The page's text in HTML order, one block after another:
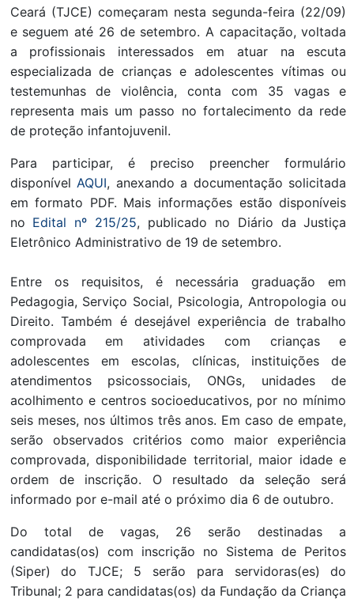
Ceará (TJCE) começaram nesta segunda-feira (22/09)
e seguem até 26 de setembro. A capacitação, voltada
a profissionais interessados em atuar na escuta
especializada de crianças e adolescentes vítimas ou
testemunhas de violência, conta com 35 vagas e
representa mais um passo no fortalecimento da rede
de proteção infantojuvenil.
Para participar, é preciso preencher formulário
disponívelAQUI, anexando a documentação solicitada
em formato PDF. Mais informações estão disponíveis
no Edital nº 215/25, publicado no Diário da Justiça
Eletrônico Administrativo de 19 de setembro.
Entre os requisitos, é necessária graduação em
Pedagogia, Serviço Social, Psicologia, Antropologia ou
Direito. Também é desejável experiência de trabalho
comprovada em atividades com crianças e
adolescentes em escolas, clínicas, instituições de
atendimentos psicossociais, ONGs, unidades de
acolhimento e centros socioeducativos, por no mínimo
seis meses, nos últimos três anos. Em caso de empate,
serão observados critérios como maior experiência
comprovada, disponibilidade territorial, maior idade e
ordem de inscrição. O resultado da seleção será
informado por e-mail até o próximo dia 6 de outubro.
Do total de vagas, 26 serão destinadas a
candidatas(os) com inscrição no Sistema de Peritos
(Siper) do TJCE; 5 serão para servidoras(es) do
Tribunal; 2 para candidatas(os) da Fundação da Criança